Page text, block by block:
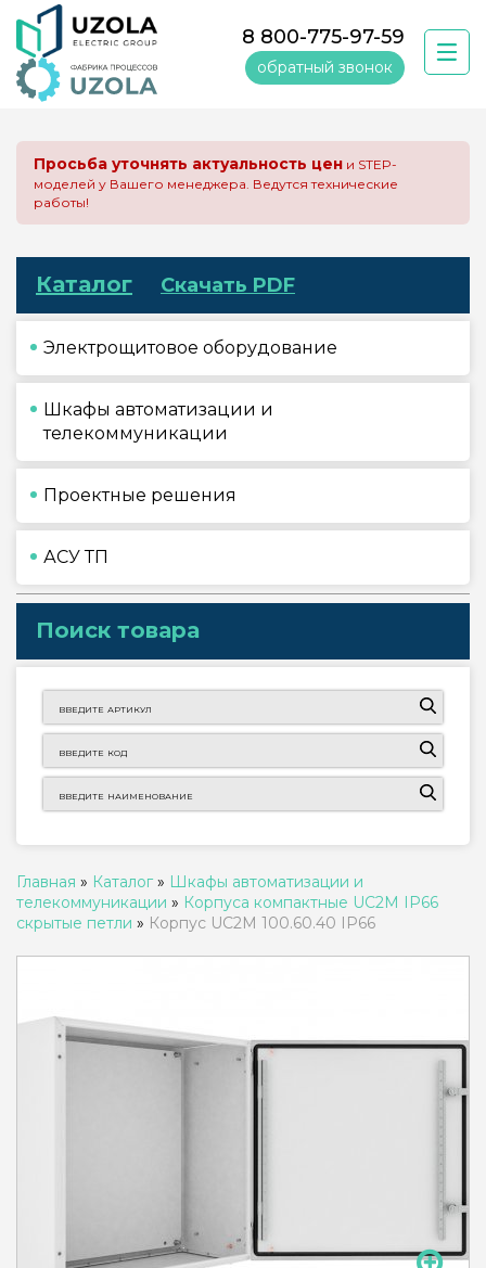
8 800-775-97-59
обратный звонок
Просьба уточнять актуальность цен и STEP-
моделей у Вашего менеджера. Ведутся технические
работы!
Каталог Скачать PDF
Электрощитовое оборудование
Шкафы автоматизации и
телекоммуникации
Проектные решения
АСУ ТП
Поиск товара
Главная » Каталог » Шкафы автоматизации и
телекоммуникации » Корпуса компактные UC2M IP66
скрытые петли » Корпус UC2М 100.60.40 IP66